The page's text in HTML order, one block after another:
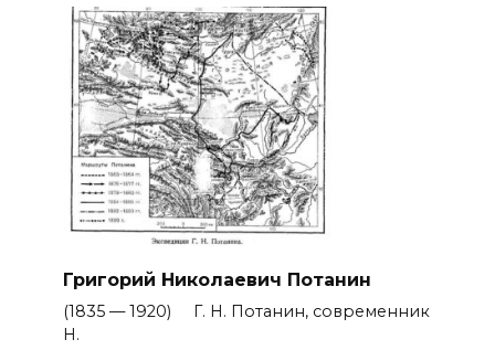
Григорий Николаевич Потанин
(1835 — 1920) Г. Н. Потанин, современник
Н.